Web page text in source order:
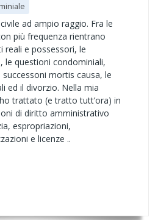
ad ampio raggio. Fra le
più frequenza rientrano
reali e possessori, le
le questioni condominiali,
mortis causa, le
ed il divorzio. Nella mia
trattato (e tratto tutt’ora) in
di diritto amministrativo
espropriazioni,
e licenze ..